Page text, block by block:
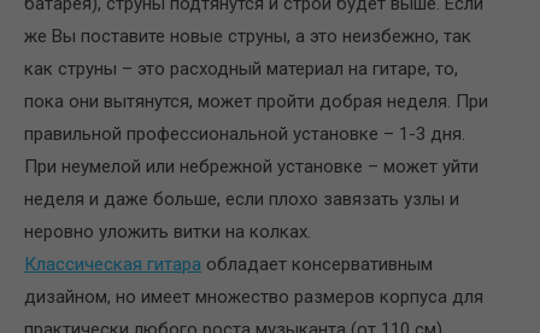
же Вы поставите новые струны, а это неизбежно, так
как струны – это расходный материал на гитаре, то,
пока они вытянутся, может пройти добрая неделя. При
правильной профессиональной установке – 1-3 дня.
При неумелой или небрежной установке – может уйти
неделя и даже больше, если плохо завязать узлы и
неровно уложить витки на колках.
Классическая гитара обладает консервативным
дизайном, но имеет множество размеров корпуса для